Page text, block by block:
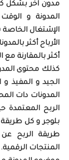
مدون اخر بشكل
المدونة و
الإشتغال الخاصة
الأرباح أكثر
أكثر بالمقارنة
كذلك محتوى
الجيد و المفيذ و
المدونات دات
الربح المعتمدة
بلوجر و كل طريقة
طريقة الربح عن
المنتجات الرقمية.